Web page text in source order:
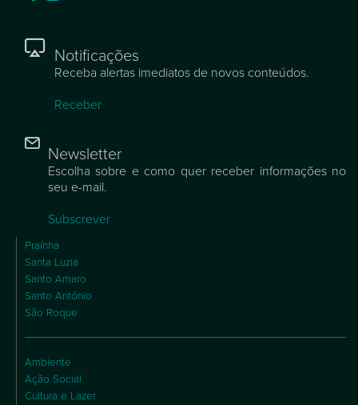
Notificações
Receba alertas imediatos de novos conteúdos.
Receber
Newsletter
Escolha sobre e como quer receber informações no
seu e-mail.
Subscrever
Praínha
Santa Luzia
Santo Amaro
Santo António
São Roque
Ambiente
Ação Social
Cultura e Lazer